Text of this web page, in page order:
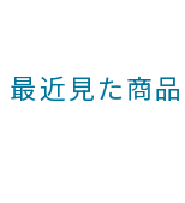
最近見た商品